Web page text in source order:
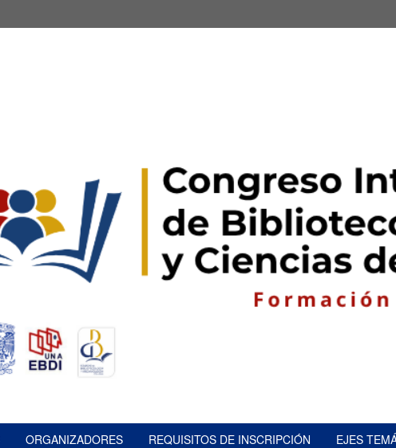
ORGANIZADORES REQUISITOS DE INSCRIPCIÓN EJES